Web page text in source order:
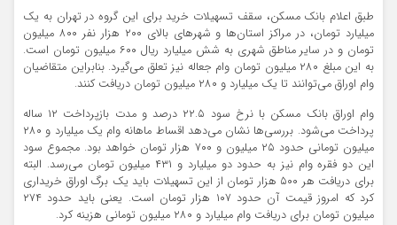
طبق اعلام بانک مسکن، سقف تسهیلات خرید برای این گروه در تهران به یک
میلیارد تومان، در مراکز استان‌ها و شهرهای بالای ۲۰۰ هزار نفر ۸۰۰ میلیون
تومان و در سایر مناطق شهری به شش میلیارد ریال ۶۰۰ میلیون تومان است.
به این مبلغ ۲۸۰ میلیون تومان وام جعاله نیز تعلق می‌گیرد. بنابراین متقاضیان
وام اوراق می‌توانند تا یک میلیارد و ۲۸۰ میلیون تومان دریافت کنند.
وام اوراق بانک مسکن با نرخ سود ۲۲.۵ درصد و مدت بازپرداخت ۱۲ ساله
پرداخت می‌شود. بررسی‌ها نشان می‌دهد اقساط ماهانه وام یک میلیارد و ۲۸۰
میلیون تومانی حدود ۲۵ میلیون و ۷۰۰ هزار تومان خواهد بود. مجموع سود
این دو فقره وام نیز به حدود دو میلیارد و ۴۳۱ میلیون تومان می‌رسد. البته
برای دریافت هر ۵۰۰ هزار تومان از این تسهیلات باید یک برگ اوراق خریداری
کرد که امروز قیمت آن حدود ۱۰۷ هزار تومان است. یعنی باید حدود ۲۷۴
میلیون تومان برای دریافت وام میلیارد و ۲۸۰ میلیون تومانی هزینه کرد.